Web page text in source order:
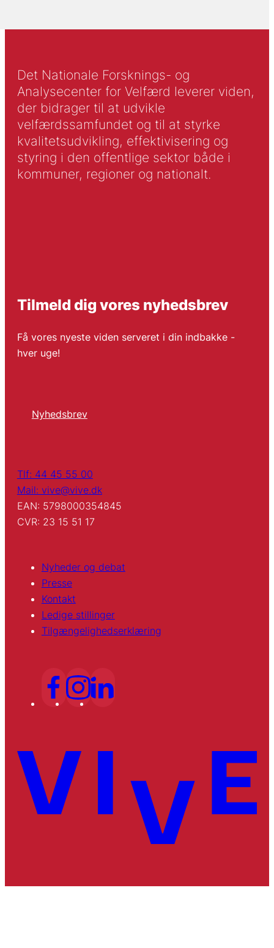
Det Nationale Forsknings- og
Analysecenter for Velfærd leverer viden,
der bidrager til at udvikle
velfærdssamfundet og til at styrke
kvalitetsudvikling, effektivisering og
styring i den offentlige sektor både i
kommuner, regioner og nationalt.
Tilmeld dig vores nyhedsbrev
Få vores nyeste viden serveret i din indbakke -
hver uge!
Nyhedsbrev
Tlf: 44 45 55 00
Mail: vive@vive.dk
EAN: 5798000354845
CVR: 23 15 51 17
Nyheder og debat
Presse
Kontakt
Ledige stillinger
Tilgængelighedserklæring